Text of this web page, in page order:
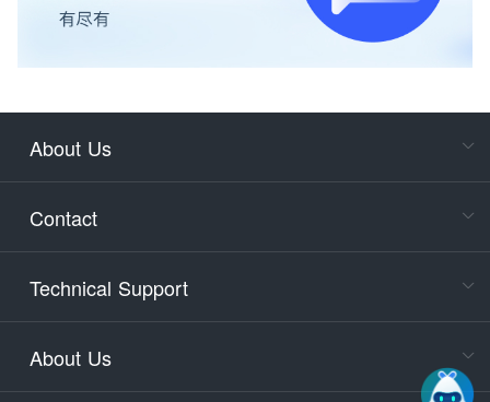
About Us
Contact
Technical Support
About Us
days)
9:30-